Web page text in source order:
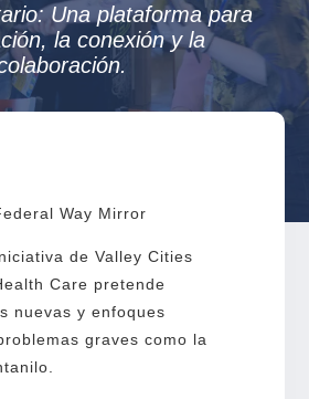
Una plataforma para
la conexión y la
Way Mirror
de Valley Cities
Care pretende
nuevas y enfoques
graves como la